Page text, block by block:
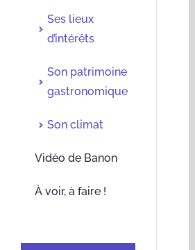
Ses lieux
d’intérêts
Son patrimoine
gastronomique
Son climat
Vidéo de Banon
À voir, à faire !